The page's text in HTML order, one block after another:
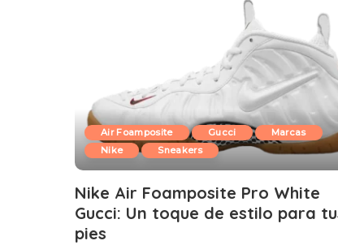
Air Foamposite Gucci
Marcas
Nike
Sneakers
Nike Air Foamposite Pro White
Gucci: Un toque de estilo para
pies